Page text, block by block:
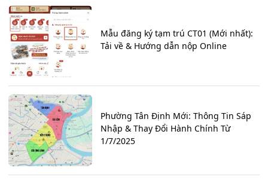
Mẫu đăng ký tạm trú CT01 (Mới nhất):
Tải về & Hướng dẫn nộp Online
Phường Tân Định Mới: Thông Tin Sáp
Nhập & Thay Đổi Hành Chính Từ
1/7/2025